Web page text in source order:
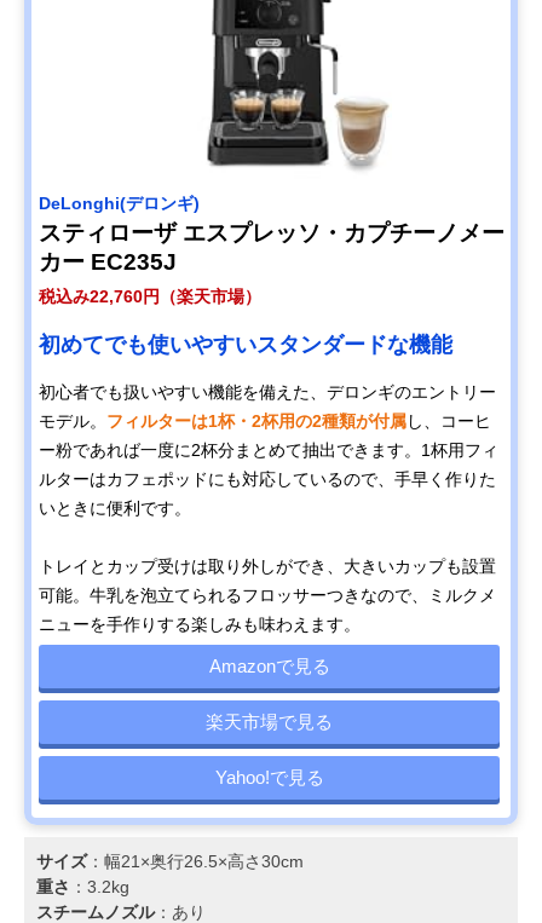
‎DeLonghi(デロンギ)
スティローザ エスプレッソ・カプチーノメー
カー EC235J
税込み22,760円（楽天市場）
初めてでも使いやすいスタンダードな機能
初心者でも扱いやすい機能を備えた、デロンギのエントリー
モデル。 フィルターは1杯・2杯用の2種類が付属し、コーヒ
ー粉であれば一度に2杯分まとめて抽出できます。1杯用フィ
ルターはカフェポッドにも対応しているので、手早く作りた
いときに便利です。
トレイとカップ受けは取り外しができ、大きいカップも設置
可能。牛乳を泡立てられるフロッサーつきなので、ミルクメ
ニューを手作りする楽しみも味わえます。
Amazonで見る
楽天市場で見る
Yahoo!で見る
サイズ：幅21×奥行26.5×高さ30cm
重さ ：3.2kg
スチームノズル：あり